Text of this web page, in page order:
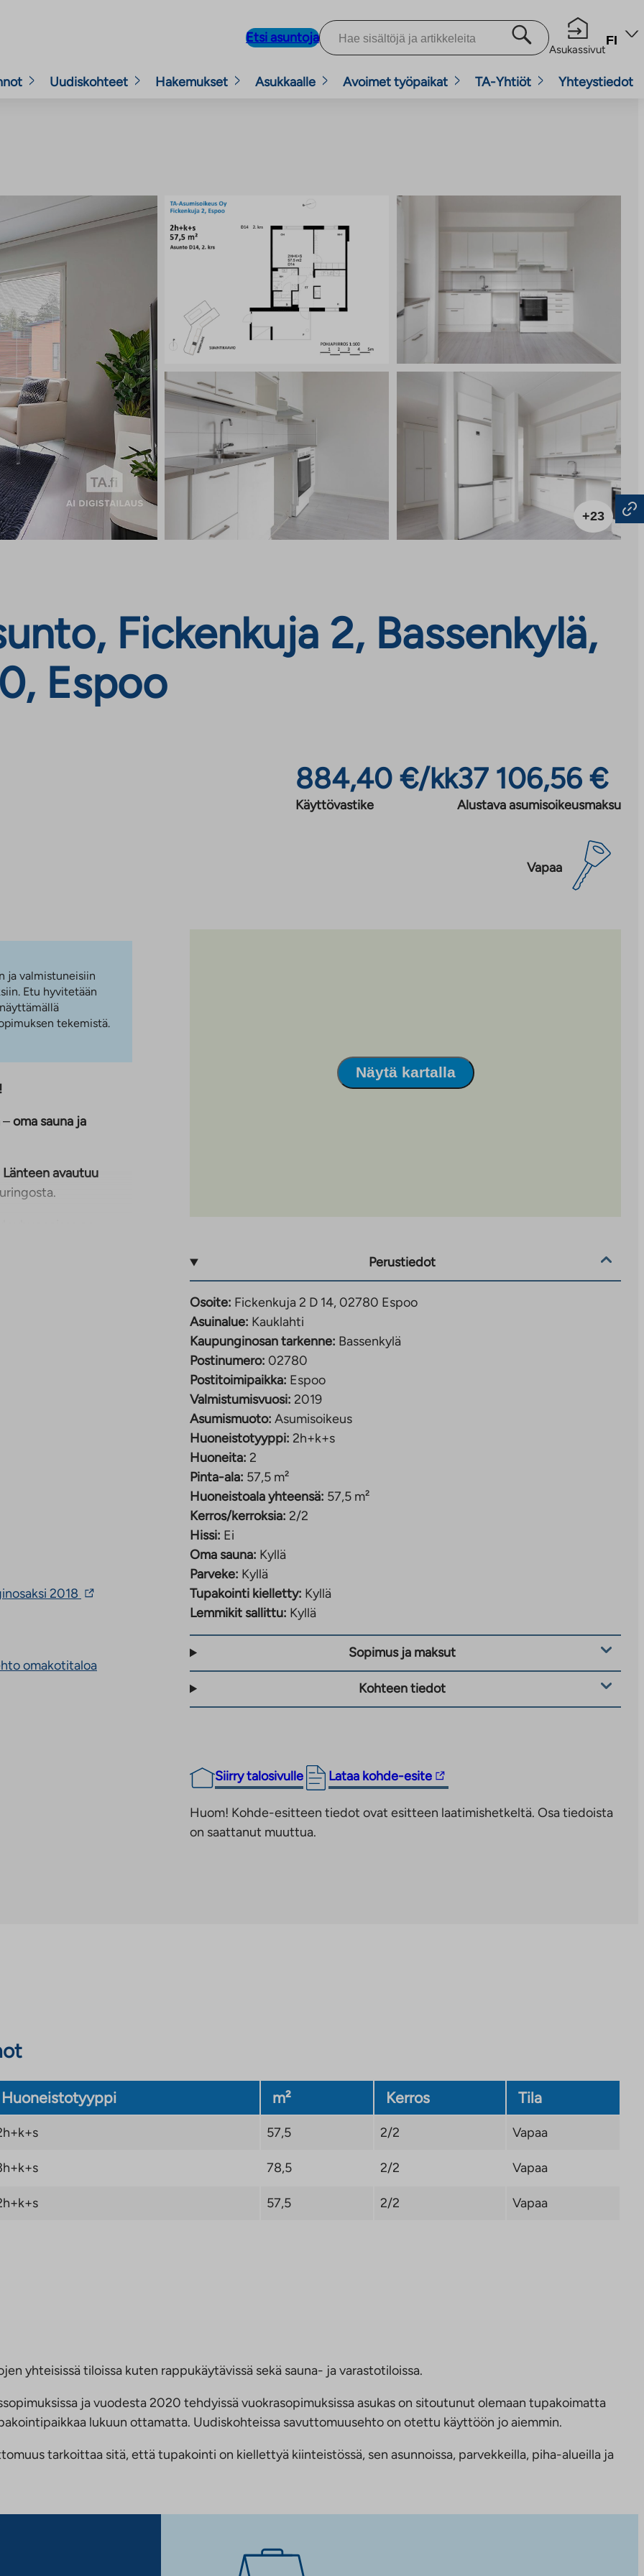
Etsi asuntoja
Asukassivut
FI
Uudiskohteet Hakemukset Asukkaalle Avoimet työpaikat TA-Yhtiöt Yhteystiedot
+23
Fickenkuja 2, Bassenkylä,
Espoo
884,40 €/kk
Käyttövastike
37 106,56 €
Alustava asumisoikeusmaksu
Vapaa
ja valmistuneisiin
Etu hyvitetään
tekemistä.
–oma sauna ja
Länteen avautuu
liesi sekä
piha-
asuntoa.
Bassenkylästä on
mukavasti noin
kulkeminen on
Espoota sekä
2018 Linkki
aukeaa
omakotitaloa
Näytä kartalla
Perustiedot
Osoite: Fickenkuja 2 D 14, 02780 Espoo
Asuinalue: Kauklahti
Kaupunginosan tarkenne: Bassenkylä
Postinumero: 02780
Postitoimipaikka: Espoo
Valmistumisvuosi: 2019
Asumismuoto: Asumisoikeus
Huoneistotyyppi: 2h+k+s
Huoneita: 2
Pinta-ala: 57,5 m²
Huoneistoala yhteensä: 57,5 m²
Kerros/kerroksia: 2/2
Hissi: Ei
Oma sauna: Kyllä
Parveke: Kyllä
Tupakointi kielletty: Kyllä
Lemmikit sallittu: Kyllä
Sopimus ja maksut
Kohteen tiedot
Siirry talosivulle Lataa kohde-esite
Linkki
vie
ulkopuoliseen
Huom! Kohde-esitteen tiedot ovat esitteen laatimishetkeltä. Osa tiedoista
on saattanut muuttua.
Huoneistotyyppi m² Kerros Tila
57,5 2/2 Vapaa
78,5 2/2 Vapaa
57,5 2/2 Vapaa
yhteisissä tiloissa kuten rappukäytävissä sekä sauna- ja varastotiloissa.
ja vuodesta 2020 tehdyissä vuokrasopimuksissa asukas on sitoutunut olemaan tupakoimatta
lukuun ottamatta. Uudiskohteissa savuttomuusehto on otettu käyttöön jo aiemmin.
tarkoittaa sitä, että tupakointi on kiellettyä kiinteistössä, sen asunnoissa, parvekkeilla, piha-alueilla ja